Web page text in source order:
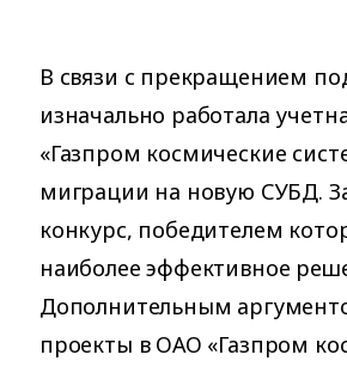
В связи с прекращением
изначально работала
«Газпром космические
миграции на новую СУБД.
конкурс, победителем
наиболее эффективное
Дополнительным
проекты в ОАО «Газпром